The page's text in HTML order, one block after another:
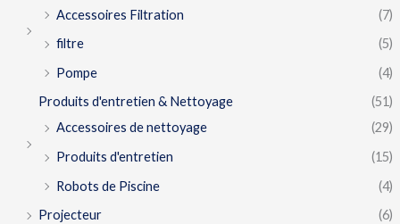
Accessoires Filtration
(7)
filtre
(5)
Pompe
(4)
Produits d'entretien & Nettoyage
(51)
Accessoires de nettoyage
(29)
Produits d'entretien
(15)
Robots de Piscine
(4)
Projecteur
(6)